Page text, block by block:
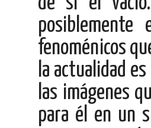
fenoménicos
la actualidad
las imágenes
para él en un